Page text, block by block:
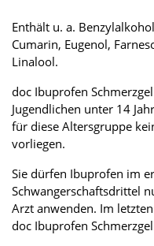
Enthält u. a.
Cumarin, Eugenol,
Linalool.
doc Ibuprofen
Jugendlichen unter 14
für diese Altersgruppe
vorliegen.
Sie dürfen Ibuprofen im
Schwangerschaftsdrittel
Arzt anwenden. Im
doc Ibuprofen